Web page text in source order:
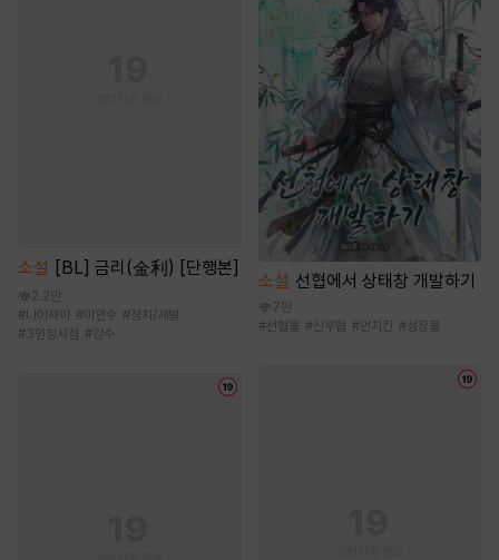
소설 [BL] 금리(金利) [단행본]
2.2만
#나이차이 #미인수 #정치/재벌
#3인칭시점 #강수
소설 선협에서 상태창 개발하기
7만
#선협물 #신무협 #먼치킨 #성장물